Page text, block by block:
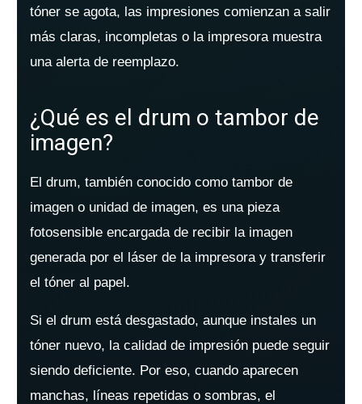
tóner se agota, las impresiones comienzan a salir
más claras, incompletas o la impresora muestra
una alerta de reemplazo.
¿Qué es el drum o tambor de
imagen?
El drum, también conocido como tambor de
imagen o unidad de imagen, es una pieza
fotosensible encargada de recibir la imagen
generada por el láser de la impresora y transferir
el tóner al papel.
Si el drum está desgastado, aunque instales un
tóner nuevo, la calidad de impresión puede seguir
siendo deficiente. Por eso, cuando aparecen
manchas, líneas repetidas o sombras, el